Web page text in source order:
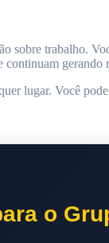
sobre trabalho.
gerando
lugar. Você
o